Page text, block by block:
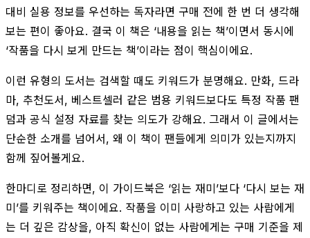
대비 실용 정보를 우선하는 독자라면 구매 전에 한 번 더 생각해
보는 편이 좋아요. 결국 이 책은 ‘내용을 읽는 책’이면서 동시에
‘작품을 다시 보게 만드는 책’이라는 점이 핵심이에요.
이런 유형의 도서는 검색할 때도 키워드가 분명해요. 만화, 드라
마, 추천도서, 베스트셀러 같은 범용 키워드보다도 특정 작품 팬
덤과 공식 설정 자료를 찾는 의도가 강해요. 그래서 이 글에서는
단순한 소개를 넘어서, 왜 이 책이 팬들에게 의미가 있는지까지
함께 짚어볼게요.
한마디로 정리하면, 이 가이드북은 ‘읽는 재미’보다 ‘다시 보는 재
미’를 키워주는 책이에요. 작품을 이미 사랑하고 있는 사람에게
는 더 깊은 감상을, 아직 확신이 없는 사람에게는 구매 기준을 제